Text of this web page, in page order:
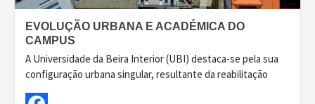
EVOLUÇÃO URBANA E ACADÉMICA DO
CAMPUS
A Universidade da Beira Interior (UBI) destaca-se pela sua
configuração urbana singular, resultante da reabilitação